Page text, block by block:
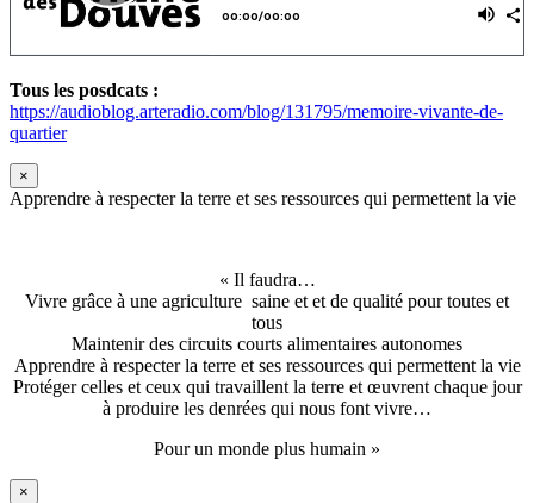
Tous les posdcats :
https://audioblog.arteradio.com/blog/131795/memoire-vivante-de-
quartier
×
Apprendre à respecter la terre et ses ressources qui permettent la vie
« Il faudra…
Vivre grâce à une agriculture saine et et de qualité pour toutes et
tous
Maintenir des circuits courts alimentaires autonomes
Apprendre à respecter la terre et ses ressources qui permettent la vie
Protéger celles et ceux qui travaillent la terre et œuvrent chaque jour
à produire les denrées qui nous font vivre…
Pour un monde plus humain »
×